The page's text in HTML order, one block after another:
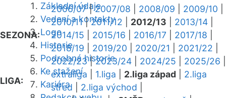
Základní údaje
Vedení a kontakty
Logo
Historie
Podrobná historie
Ke stažení
Kariéra
SEZONA:
2006/07|2007/08 2008/09 2009/10
2010/11|2011/12 2012/13 2013/14
2014/15
2015/16 2016/17 2017/18
2018/19
2019/20 2020/21 2021/22
2022/23|2023/24 2024/25 2025/26
LIGA:
extraliga 1.liga 2.liga západ
2.liga
střed
2.liga východ